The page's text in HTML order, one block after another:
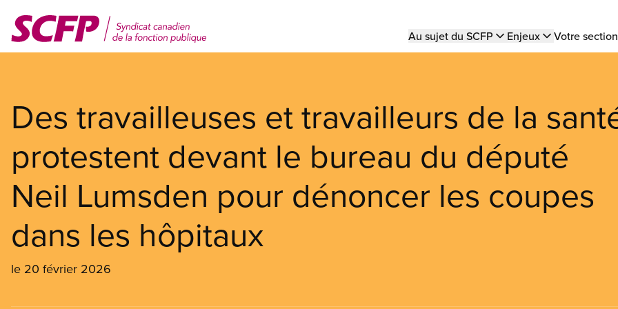
contenu
Main
Au sujet du SCFP Enjeux Votre
Des travailleuses et travailleurs de la
protestent devant le bureau du député
Neil Lumsden pour dénoncer les coupes
dans les hôpitaux
le 20 février 2026